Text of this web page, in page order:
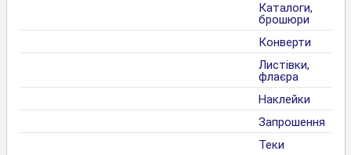
Каталоги,
брошюри
Конверти
Листівки,
флаєра
Наклейки
Запрошення
Теки